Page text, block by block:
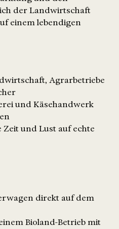
der Landwirtschaft
einem lebendigen
Agrarbetriebe
und Käsehandwerk
Zeit und Lust auf echte
direkt auf dem
Bioland-Betrieb mit